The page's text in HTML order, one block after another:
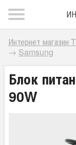
Интернет магазин
→ Samsung
Блок
90W